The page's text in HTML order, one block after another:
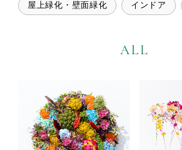
屋上緑化・壁面緑化 インドア
ALL